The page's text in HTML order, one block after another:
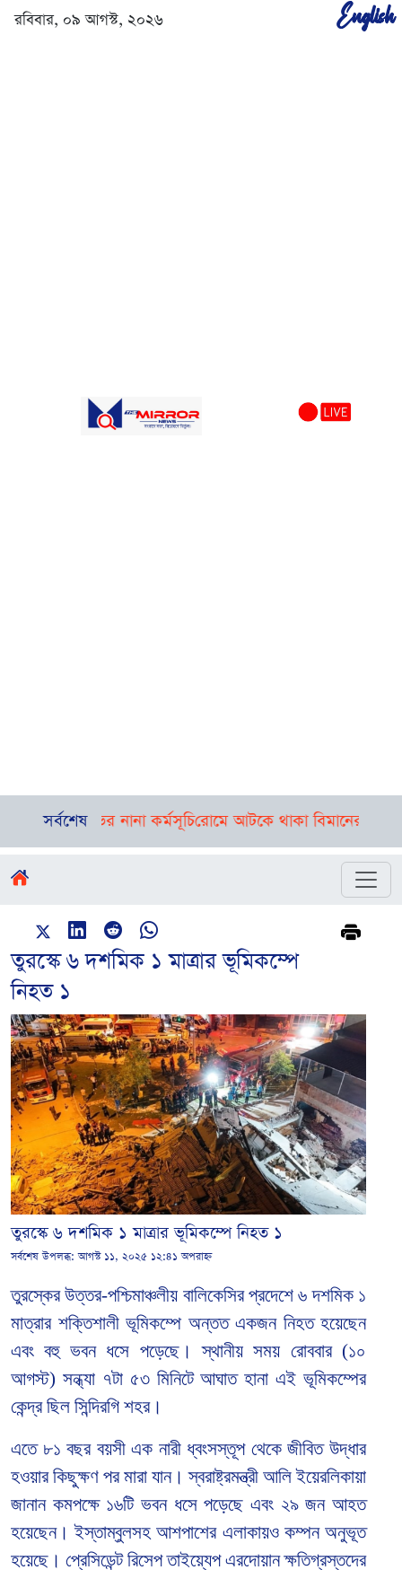
রবিবার, ০৯ আগস্ট, ২০২৬ English
সর্বশেষ
দিনভর নানা কর্মসূচিরোমে আটকে থাকা বিমানের ফ্লাইট ঢাকায়
তুরস্কে ৬ দশমিক ১ মাত্রার ভূমিকম্পে
নিহত ১
তুরস্কে ৬ দশমিক ১ মাত্রার ভূমিকম্পে নিহত ১
সর্বশেষ উপলব্ধ:আগস্ট ১১, ২০২৫ ১২:৪১ অপরাহ্ন
তুরস্কের উত্তর-পশ্চিমাঞ্চলীয় বালিকেসির প্রদেশে ৬ দশমিক ১
মাত্রার শক্তিশালী ভূমিকম্পে অন্তত একজন নিহত হয়েছেন
এবং বহু ভবন ধসে পড়েছে। স্থানীয় সময় রোববার (১০
আগস্ট) সন্ধ্যা ৭টা ৫৩ মিনিটে আঘাত হানা এই ভূমিকম্পের
কেন্দ্র ছিল সিন্দিরগি শহর।
এতে ৮১ বছর বয়সী এক নারী ধ্বংসস্তূপ থেকে জীবিত উদ্ধার
হওয়ার কিছুক্ষণ পর মারা যান। স্বরাষ্ট্রমন্ত্রী আলি ইয়েরলিকায়া
জানান কমপক্ষে ১৬টি ভবন ধসে পড়েছে এবং ২৯ জন আহত
হয়েছেন। ইস্তাম্বুলসহ আশপাশের এলাকায়ও কম্পন অনুভূত
হয়েছে। প্রেসিডেন্ট রিসেপ তাইয়্যেপ এরদোয়ান ক্ষতিগ্রস্তদের